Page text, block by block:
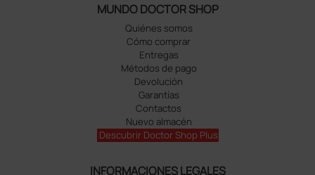
MUNDO DOCTOR SHOP
Quiénes somos
Cómo comprar
Entregas
Métodos de pago
Devolución
Garantías
Contactos
Nuevo almacén
Descubrir Doctor Shop Plus
INFORMACIONES LEGALES